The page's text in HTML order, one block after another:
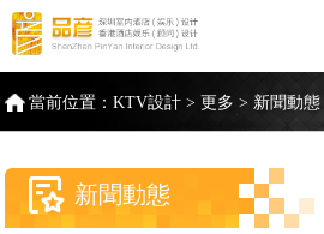
當前位置：KTV設計 > 更多 > 新聞動態
新聞動態